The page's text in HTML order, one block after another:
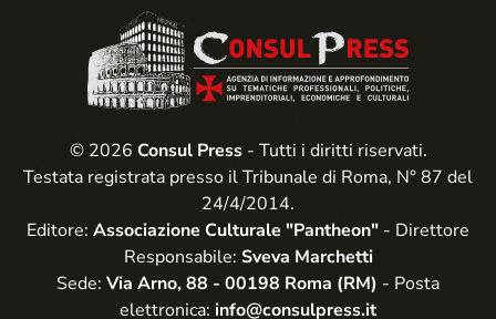
© 2026 Consul Press- Tutti i diritti riservati.
Testata registrata presso il Tribunale di Roma, N° 87 del
24/4/2014.
Editore: Associazione Culturale "Pantheon" - Direttore
Responsabile: Sveva Marchetti
Sede: Via Arno, 88 - 00198 Roma (RM) - Posta
elettronica: info@consulpress.it